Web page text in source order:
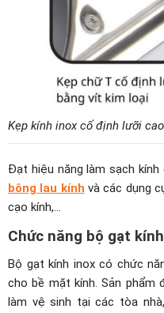
Kẹp kính inox cố định lưỡi
Đạt hiệu năng làm sạch
bông lau kính và các dụng
cạo kính,…
Chức năng bộ gạt kính
Bộ gạt kính inox có chức
cho bề mặt kính. Sản phẩm
làm vệ sinh tại các tòa